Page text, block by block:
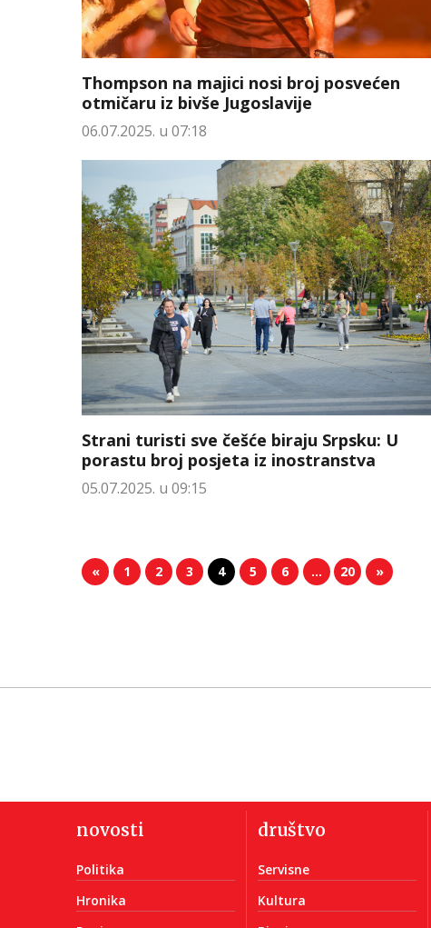
Thompson na majici nosi broj posvećen
otmičaru iz bivše Jugoslavije
06.07.2025. u 07:18
Strani turisti sve češće biraju Srpsku: U
porastu broj posjeta iz inostranstva
05.07.2025. u 09:15
« 1 2 3 4 5 6 … 20 »
novosti
Politika
Hronika
društvo
Servisne
Kultura